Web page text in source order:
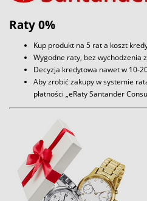
Raty 0%
Kup produkt na 5 rat a koszt
Wygodne raty, bez wychodzenia
Decyzja kredytowa nawet w 10-
Aby zrobić zakupy w systemie
płatności „eRaty Santander